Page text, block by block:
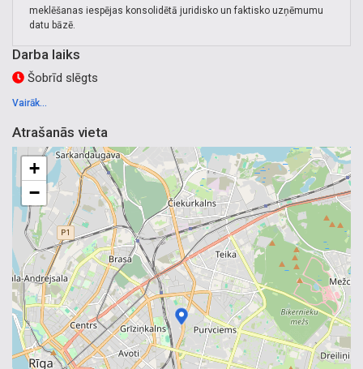
meklēšanas iespējas konsolidētā juridisko un faktisko uzņēmumu
datu bāzē.
Darba laiks
Šobrīd slēgts
Vairāk...
Atrašanās vieta
+
−